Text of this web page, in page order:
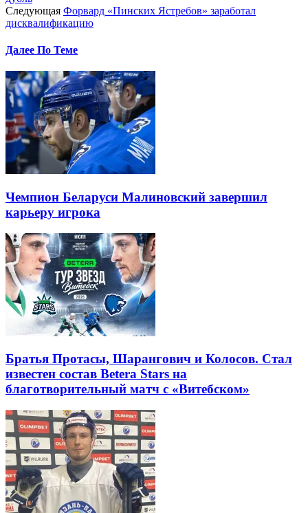
Следующая Форвард «Пинских Ястребов» заработал
дисквалификацию
Далее По Теме
Чемпион Беларуси Малиновский завершил
карьеру игрока
Братья Протасы, Шарангович и Колосов. Стал
известен состав Betera Stars на
благотворительный матч с «Витебском»